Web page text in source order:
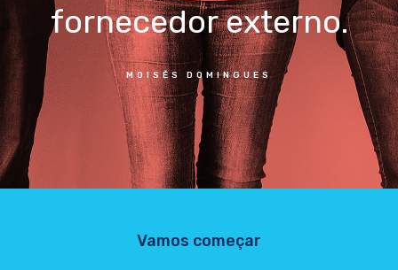
fornecedor externo.
MOISÉS DOMINGUES
Vamos começar